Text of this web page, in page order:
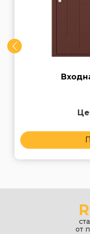
от